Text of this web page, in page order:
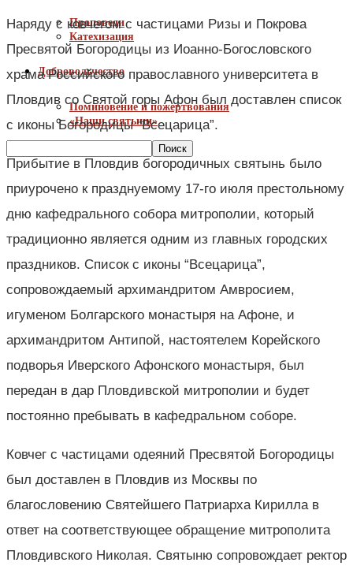
Проповеди
Катехизация
Добровольчество
Поминовение и пожертвования
«Наши святыни»
Наряду с ковчегом с частицами Ризы и Покрова
Пресвятой Богородицы из Иоанно-Богословского
храма Российского православного университета в
Пловдив со Святой горы Афон был доставлен список
с иконы Богородицы “Всецарица”.
Прибытие в Пловдив богородичных святынь было
приурочено к празднуемому 17-го июля престольному
дню кафедрального собора митрополии, который
традиционно является одним из главных городских
праздников. Список с иконы “Всецарица”,
сопровождаемый архимандритом Амвросием,
игуменом Болгарского монастыря на Афоне, и
архимандритом Антипой, настоятелем Корейского
подворья Иверского Афонского монастыря, был
передан в дар Пловдивской митрополии и будет
постоянно пребывать в кафедральном соборе.
Ковчег с частицами одеяний Пресвятой Богородицы
был доставлен в Пловдив из Москвы по
благословению Святейшего Патриарха Кирилла в
ответ на соответствующее обращение митрополита
Пловдивского Николая. Святыню сопровождает ректор